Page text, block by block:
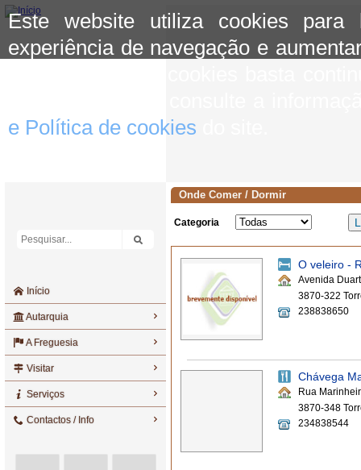
Este website utiliza cookies para
experiência de navegação e
e Política de cookies
Início
Autarquia
A Freguesia
Visitar
Serviços
Contactos / Info
Onde Comer / Dormir
Categoria
O veleiro -
Avenida
3870-322
238838650
Chávega
Rua
3870-348
234838544